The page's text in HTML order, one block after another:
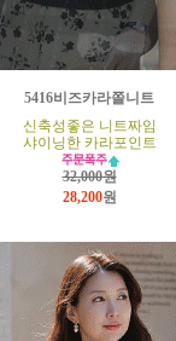
5416비즈카라쫄니트
신축성좋은 니트짜임
샤이닝한 카라포인트
32,000원
28,200원